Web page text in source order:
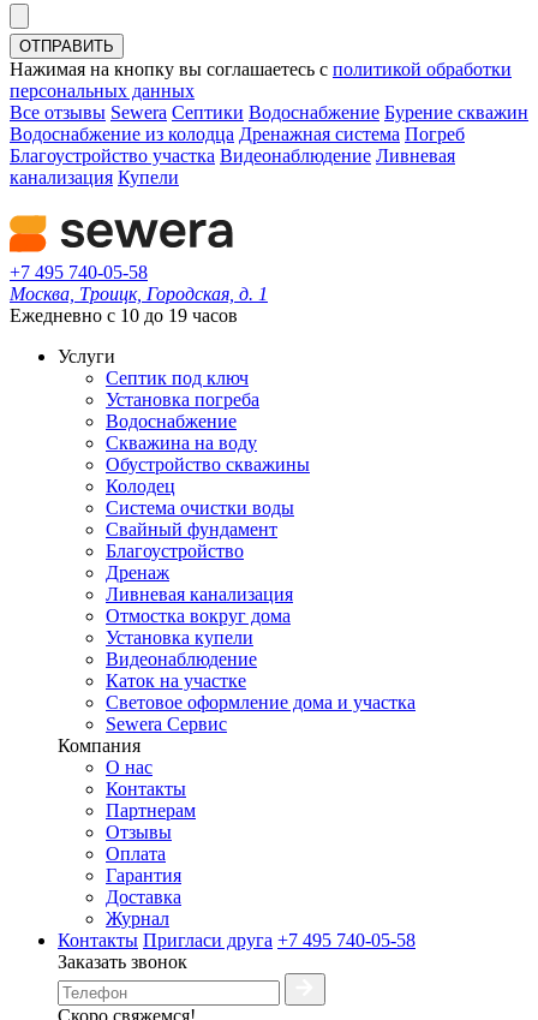
ОТПРАВИТЬ
Нажимая на кнопку вы соглашаетесь с политикой обработки
персональных данных
Все отзывы Sewera Септики Водоснабжение Бурение скважин
Водоснабжение из колодца Дренажная система Погреб
Благоустройство участка Видеонаблюдение Ливневая
канализация Купели
+7 495 740-05-58
Москва, Троицк, Городская, д. 1
Ежедневно с 10 до 19 часов
Услуги
Септик под ключ
Установка погреба
Водоснабжение
Скважина на воду
Обустройство скважины
Колодец
Система очистки воды
Свайный фундамент
Благоустройство
Дренаж
Ливневая канализация
Отмостка вокруг дома
Установка купели
Видеонаблюдение
Каток на участке
Световое оформление дома и участка
Sewera Сервис
Компания
О нас
Контакты
Партнерам
Отзывы
Оплата
Гарантия
Доставка
Журнал
Контакты Пригласи друга +7 495 740-05-58
Заказать звонок
Скоро свяжемся!